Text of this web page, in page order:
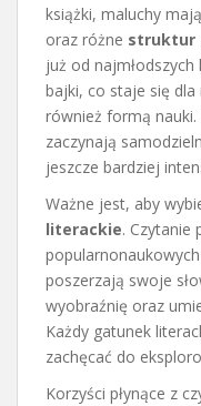
książki, maluchy
oraz różne struktur
już od
bajki, co staje się
również formą nauki.
zaczynają
jeszcze bardziej
Ważne jest, aby
literackie. Czytanie
poszerzają swoje
wyobraźnię oraz
Każdy gatunek
zachęcać do
Korzyści płynące z